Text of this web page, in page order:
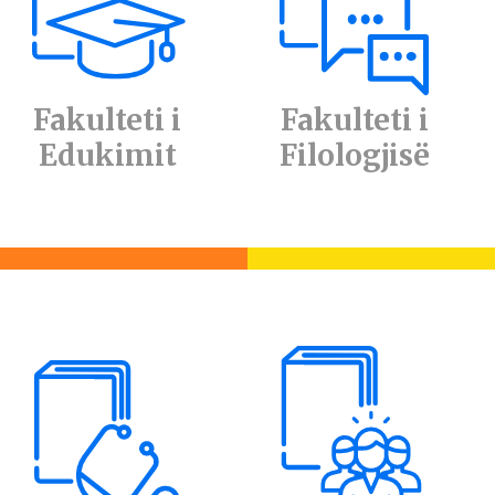
studentëve të rinj Bachelor në
vitin akademik 2026/2027
Fakulteti i
Edukimit
Fakulteti i
Filologjisë